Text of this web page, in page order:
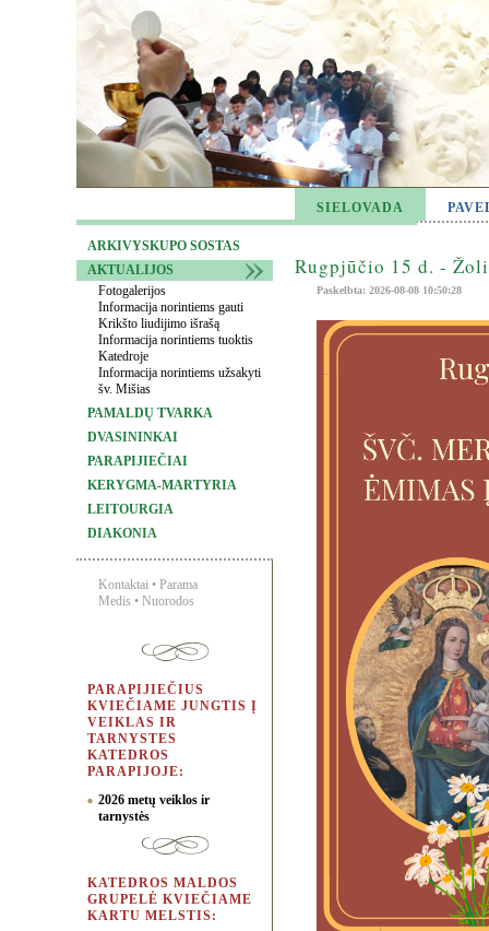
SIELOVADA
ARKIVYSKUPO SOSTAS
AKTUALIJOS
Fotogalerijos
Informacija norintiems gauti
Krikšto liudijimo išrašą
Informacija norintiems tuoktis
Katedroje
Informacija norintiems užsakyti
šv. Mišias
PAMALDŲ TVARKA
DVASININKAI
PARAPIJIEČIAI
KERYGMA-MARTYRIA
LEITOURGIA
DIAKONIA
Kontaktai • Parama
Medis • Nuorodos
PARAPIJIEČIUS
KVIEČIAME JUNGTIS Į
VEIKLAS IR
TARNYSTES
KATEDROS
PARAPIJOJE:
2026 metų veiklos ir
tarnystės
KATEDROS MALDOS
GRUPELĖ KVIEČIAME
KARTU MELSTIS:
Rugpjūčio 15 d. -
Paskelbta: 2026-08-08 10:50:28